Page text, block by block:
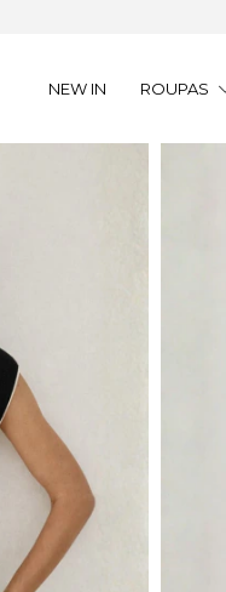
NEW IN ROUPAS